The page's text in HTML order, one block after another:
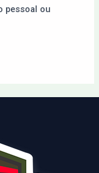
pessoal ou